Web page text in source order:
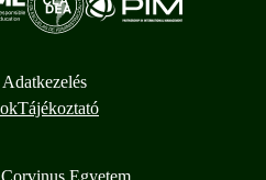
Adatkezelés
Tájékoztató